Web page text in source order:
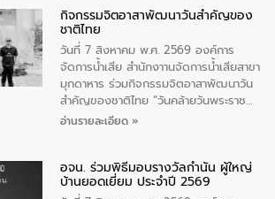
กิจกรรมจิตอาสาพัฒนาวันสําคัญของ
ชาติไทย
วันที่ 7 สิงหาคม พ.ศ. 2569 องค์การ
จัดการน้ำเสีย สำนักงาานจัดการน้ำเสียสาขา
มุกดาหาร ร่วมกิจกรรมจิตอาสาพัฒนาวัน
สําคัญของชาติไทย “วันคล้ายวันพระราช
สมภพ สมเด็จพระนางเจ้าสิริกิติ์พระบรม
ทิพย์คำ รองผู้ว่าราชการจังหวัดมุกดาหาร
เป็นประธานในพิธี ณ เรือนจําชั่วคราวนาโสก
อ่านรายละเอียด »
อจน. ร่วมพิธีมอบรางวัลกำนัน ผู้ใหญ่
บ้านยอดเยี่ยม ประจำปี 2569